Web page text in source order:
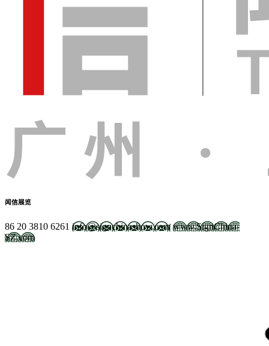
闻信展览
86 20 3810 6261 info@signchinashow.com www.SignChina-
SZ.com